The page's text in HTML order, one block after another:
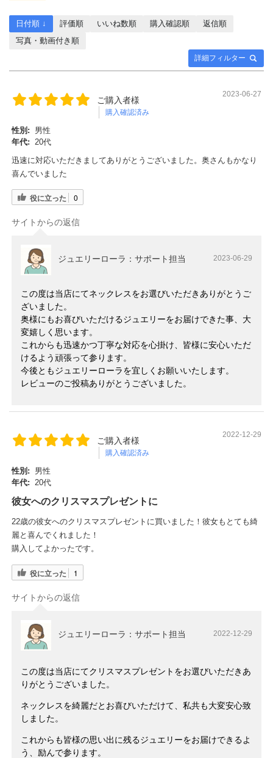
詳細フィルター
日付順 ↓ 評価順 いいね数順 購入確認順
返信順
写真・動画付き順
ご購入者様
購入確認済み
2023-06-27
性別:
男性
年代:
20代
迅速に対応いただきましてありがとうございました。奥さんもかなり
喜んでいました
役に立った 0
サイトからの返信
ジュエリーローラ：サポート担当 2023-06-29
この度は当店にてネックレスをお選びいただきありがとうご
ざいました。
奥様にもお喜びいただけるジュエリーをお届けできた事、大
変嬉しく思います。
これからも迅速かつ丁寧な対応を心掛け、皆様に安心いただ
けるよう頑張って参ります。
今後ともジュエリーローラを宜しくお願いいたします。
レビューのご投稿ありがとうございました。
ご購入者様
購入確認済み
2022-12-29
性別:
男性
年代: 20代
彼女へのクリスマスプレゼントに
22歳の彼女へのクリスマスプレゼントに買いました！彼女もとても綺
麗と喜んでくれました！
購入してよかったです。
役に立った 1
サイトからの返信
ジュエリーローラ：サポート担当 2022-12-29
この度は当店にてクリスマスプレゼントをお選びいただきあ
りがとうございました。
ネックレスを綺麗だとお喜びいただけて、私共も大変安心致
しました。
これからも皆様の思い出に残るジュエリーをお届けできるよ
う、励んで参ります。